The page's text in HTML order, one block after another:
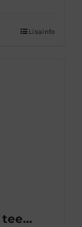
Lisainfo
JUST T Orgaaniline must tee karamellikreemi maitsega